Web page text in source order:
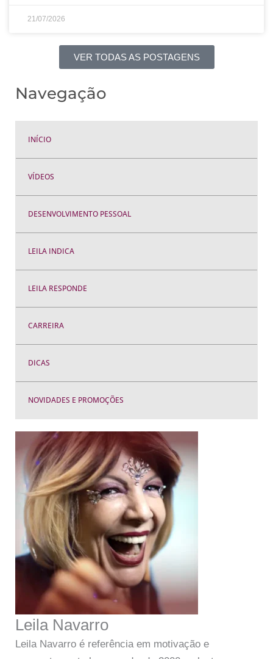
21/07/2026
VER TODAS AS POSTAGENS
Navegação
INÍCIO
VÍDEOS
DESENVOLVIMENTO PESSOAL
LEILA INDICA
LEILA RESPONDE
CARREIRA
DICAS
NOVIDADES E PROMOÇÕES
Leila Navarro
Leila Navarro é referência em motivação e